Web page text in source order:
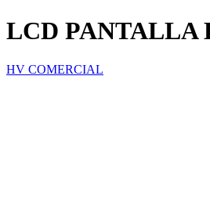
LCD PANTALLA
HV COMERCIAL